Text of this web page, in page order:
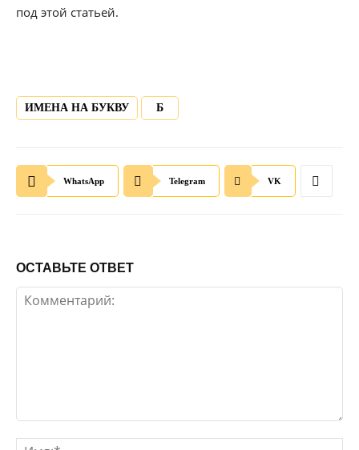
под этой статьей.
ИМЕНА НА БУКВУ Б
WhatsApp Telegram VK
ОСТАВЬТЕ ОТВЕТ